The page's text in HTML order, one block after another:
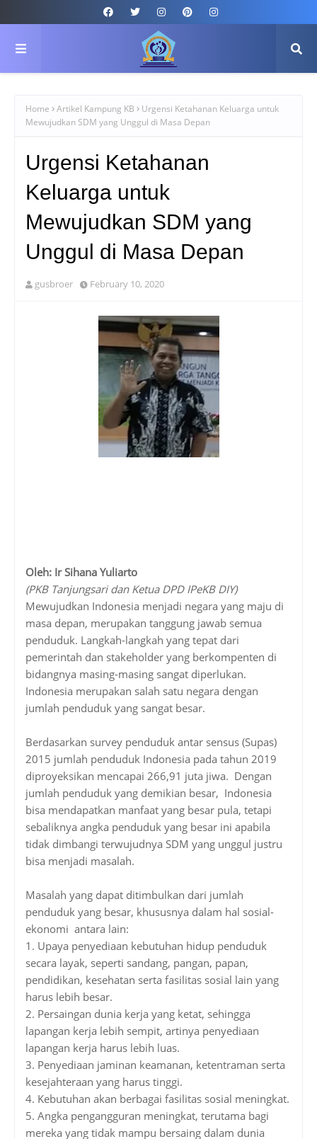
Home Artikel Kampung KB
Urgensi Ketahanan Keluarga untuk
Mewujudkan SDM yang Unggul di Masa Depan
Urgensi Ketahanan
Keluarga untuk
Mewujudkan SDM yang
Unggul di Masa Depan
gusbroer February 10, 2020
Oleh: Ir Sihana Yuliarto
(PKB Tanjungsari dan Ketua DPD IPeKB DIY)
Mewujudkan Indonesia menjadi negara yang maju di
masa depan, merupakan tanggung jawab semua
penduduk. Langkah-langkah yang tepat dari
pemerintah dan stakeholder yang berkompenten di
bidangnya masing-masing sangat diperlukan.
Indonesia merupakan salah satu negara dengan
jumlah penduduk yang sangat besar.
Berdasarkan survey penduduk antar sensus (Supas)
2015 jumlah penduduk Indonesia pada tahun 2019
diproyeksikan mencapai 266,91 juta jiwa. Dengan
jumlah penduduk yang demikian besar, Indonesia
bisa mendapatkan manfaat yang besar pula, tetapi
sebaliknya angka penduduk yang besar ini apabila
tidak dimbangi terwujudnya SDM yang unggul justru
bisa menjadi masalah.
Masalah yang dapat ditimbulkan dari jumlah
penduduk yang besar, khususnya dalam hal sosial-
ekonomi antara lain:
1. Upaya penyediaan kebutuhan hidup penduduk
secara layak, seperti sandang, pangan, papan,
pendidikan, kesehatan serta fasilitas sosial lain yang
harus lebih besar.
2. Persaingan dunia kerja yang ketat, sehingga
lapangan kerja lebih sempit, artinya penyediaan
lapangan kerja harus lebih luas.
3. Penyediaan jaminan keamanan, ketentraman serta
kesejahteraan yang harus tinggi.
4. Kebutuhan akan berbagai fasilitas sosial meningkat.
5. Angka pengangguran meningkat, terutama bagi
mereka yang tidak mampu bersaing dalam dunia